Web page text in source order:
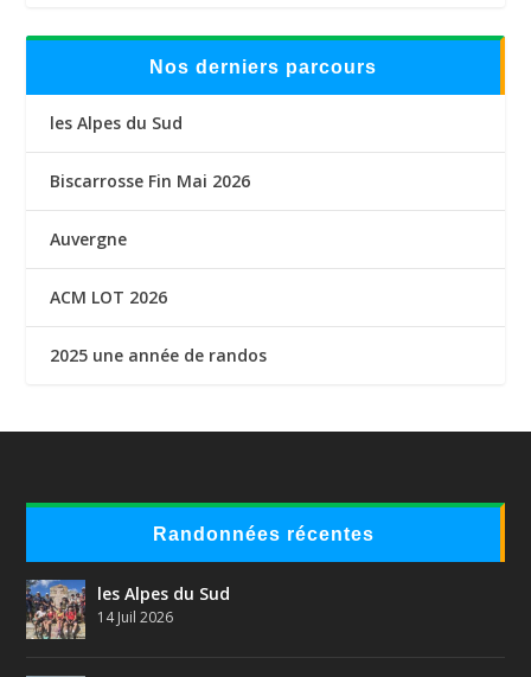
Nos derniers parcours
les Alpes du Sud
Biscarrosse Fin Mai 2026
Auvergne
ACM LOT 2026
2025 une année de randos
Randonnées récentes
les Alpes du Sud
14 Juil 2026